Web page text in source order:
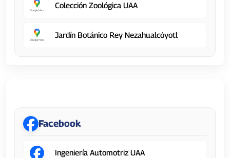
Colección Zoológica UAA
Jardín Botánico Rey Nezahualcóyotl
Facebook
Ingeniería Automotriz UAA